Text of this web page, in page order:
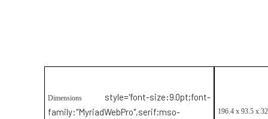
Dimensions
style='font-size:9.0pt;font-
family:"MyriadWebPro",serif;mso-
196.4 x 93.5 x